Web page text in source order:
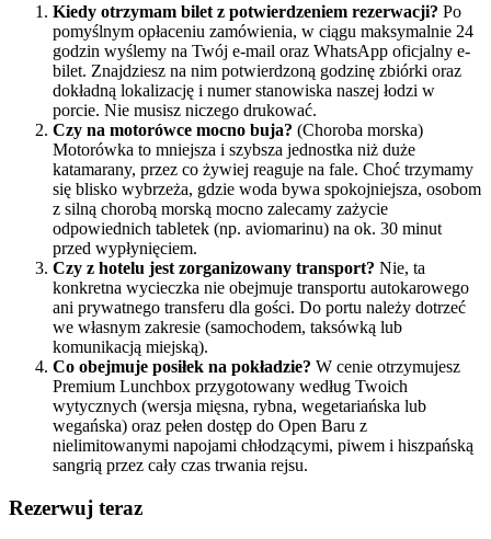
Kiedy otrzymam bilet z potwierdzeniem rezerwacji? Po
pomyślnym opłaceniu zamówienia, w ciągu maksymalnie 24
godzin wyślemy na Twój e-mail oraz WhatsApp oficjalny e-
bilet. Znajdziesz na nim potwierdzoną godzinę zbiórki oraz
dokładną lokalizację i numer stanowiska naszej łodzi w
porcie. Nie musisz niczego drukować.
Czy na motorówce mocno buja? (Choroba morska)
Motorówka to mniejsza i szybsza jednostka niż duże
katamarany, przez co żywiej reaguje na fale. Choć trzymamy
się blisko wybrzeża, gdzie woda bywa spokojniejsza, osobom
z silną chorobą morską mocno zalecamy zażycie
odpowiednich tabletek (np. aviomarinu) na ok. 30 minut
przed wypłynięciem.
Czy z hotelu jest zorganizowany transport? Nie, ta
konkretna wycieczka nie obejmuje transportu autokarowego
ani prywatnego transferu dla gości. Do portu należy dotrzeć
we własnym zakresie (samochodem, taksówką lub
komunikacją miejską).
Co obejmuje posiłek na pokładzie? W cenie otrzymujesz
Premium Lunchbox przygotowany według Twoich
wytycznych (wersja mięsna, rybna, wegetariańska lub
wegańska) oraz pełen dostęp do Open Baru z
nielimitowanymi napojami chłodzącymi, piwem i hiszpańską
sangrią przez cały czas trwania rejsu.
Rezerwuj teraz